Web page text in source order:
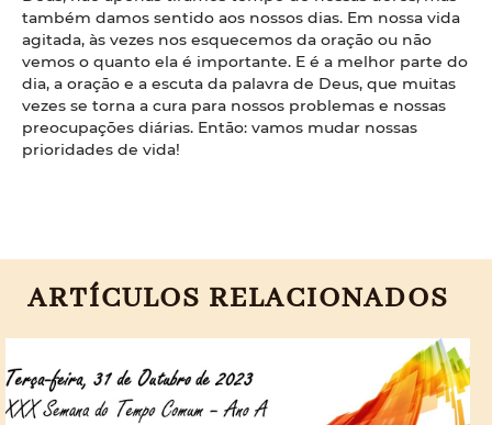
também damos sentido aos nossos dias. Em nossa vida
agitada, às vezes nos esquecemos da oração ou não
vemos o quanto ela é importante. E é a melhor parte do
dia, a oração e a escuta da palavra de Deus, que muitas
vezes se torna a cura para nossos problemas e nossas
preocupações diárias. Então: vamos mudar nossas
prioridades de vida!
ARTÍCULOS RELACIONADOS